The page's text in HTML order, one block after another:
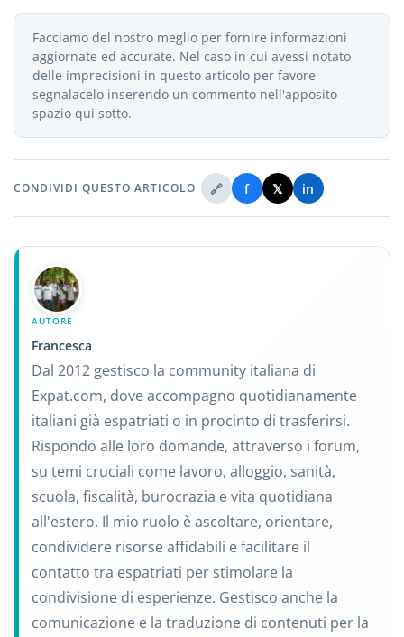
Facciamo del nostro meglio per fornire informazioni
aggiornate ed accurate. Nel caso in cui avessi notato
delle imprecisioni in questo articolo per favore
segnalacelo inserendo un commento nell'apposito
spazio qui sotto.
CONDIVIDI QUESTO ARTICOLO 🔗 f 𝕏 in
AUTORE
Francesca
Dal 2012 gestisco la community italiana di
Expat.com, dove accompagno quotidianamente
italiani già espatriati o in procinto di trasferirsi.
Rispondo alle loro domande, attraverso i forum,
su temi cruciali come lavoro, alloggio, sanità,
scuola, fiscalità, burocrazia e vita quotidiana
all'estero. Il mio ruolo è ascoltare, orientare,
condividere risorse affidabili e facilitare il
contatto tra espatriati per stimolare la
condivisione di esperienze. Gestisco anche la
comunicazione e la traduzione di contenuti per la